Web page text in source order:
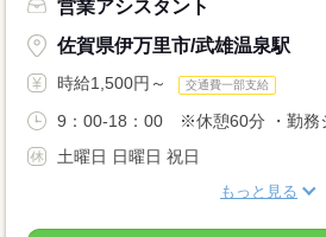
営業アシスタント
佐賀県伊万里市/武雄温泉駅
時給1,500円～ 交通費一部支給
9：00-18：00 ※休憩60分 ・勤務
土曜日 日曜日 祝日
もっと見る